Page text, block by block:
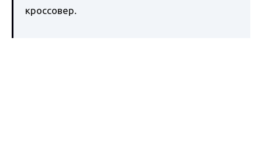
кроссовер.